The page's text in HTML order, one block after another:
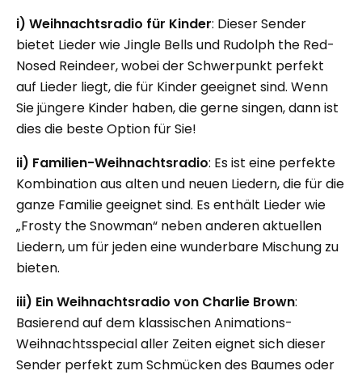
i) Weihnachtsradio für Kinder: Dieser Sender
bietet Lieder wie Jingle Bells und Rudolph the Red-
Nosed Reindeer, wobei der Schwerpunkt perfekt
auf Lieder liegt, die für Kinder geeignet sind. Wenn
Sie jüngere Kinder haben, die gerne singen, dann ist
dies die beste Option für Sie!
ii) Familien-Weihnachtsradio: Es ist eine perfekte
Kombination aus alten und neuen Liedern, die für die
ganze Familie geeignet sind. Es enthält Lieder wie
„Frosty the Snowman“ neben anderen aktuellen
Liedern, um für jeden eine wunderbare Mischung zu
bieten.
iii) Ein Weihnachtsradio von Charlie Brown:
Basierend auf dem klassischen Animations-
Weihnachtsspecial aller Zeiten eignet sich dieser
Sender perfekt zum Schmücken des Baumes oder